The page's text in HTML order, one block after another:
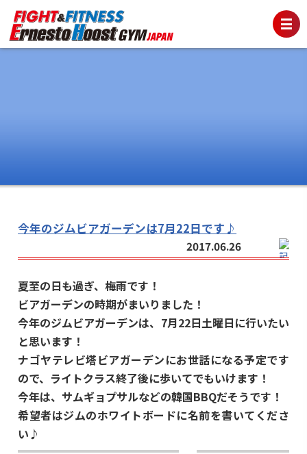
今年のジムビアガーデンは7月22日です♪
2017.06.26
夏至の日も過ぎ、梅雨です！
ビアガーデンの時期がまいりました！
今年のジムビアガーデンは、7月22日土曜日に行いたい
と思います！
ナゴヤテレビ塔ビアガーデンにお世話になる予定です
ので、ライトクラス終了後に歩いてでもいけます！
今年は、サムギョプサルなどの韓国BBQだそうです！
希望者はジムのホワイトボードに名前を書いてくださ
い♪